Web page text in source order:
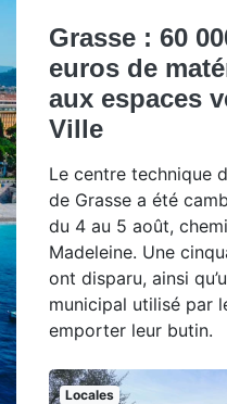
Grasse : 60
euros de
aux espaces
Ville
Le centre technique
de Grasse a été
du 4 au 5 août,
Madeleine. Une
ont disparu, ainsi
municipal utilisé par
emporter leur butin.
Locales